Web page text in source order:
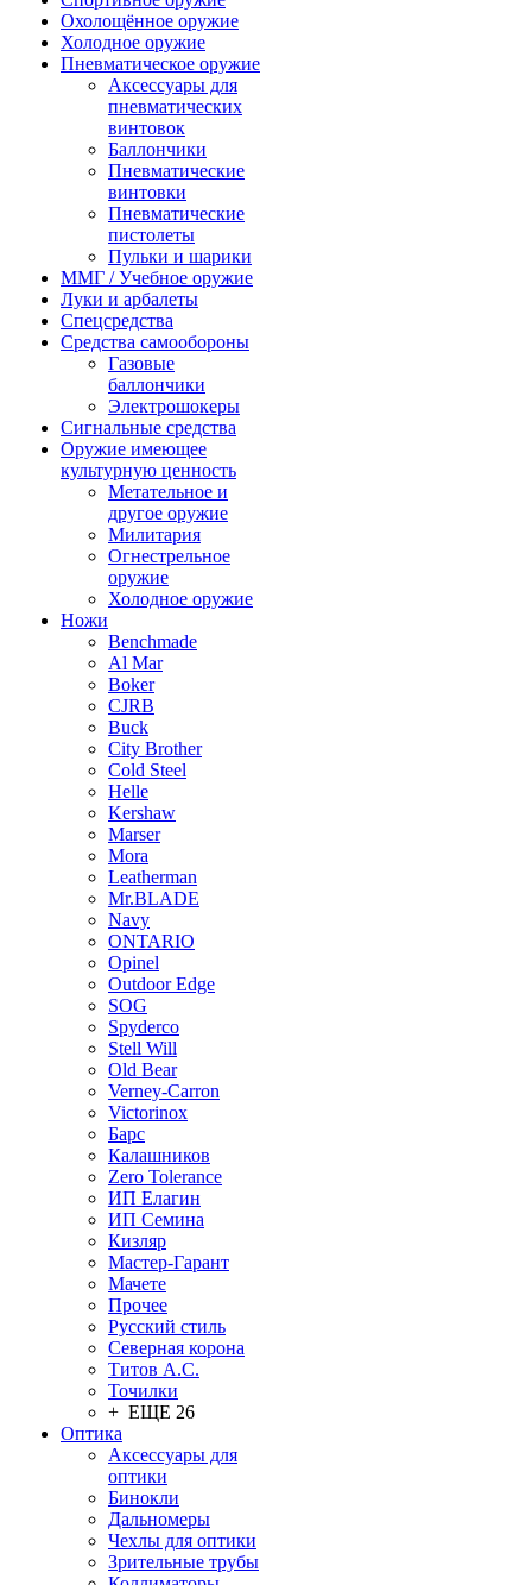
Охолощённое оружие
Холодное оружие
Пневматическое оружие
Аксессуары для
пневматических
винтовок
Баллончики
Пневматические
винтовки
Пневматические
пистолеты
Пульки и шарики
ММГ / Учебное оружие
Луки и арбалеты
Спецсредства
Средства самообороны
Газовые
баллончики
Электрошокеры
Сигнальные средства
Оружие имеющее
культурную ценность
Метательное и
другое оружие
Милитария
Огнестрельное
оружие
Холодное оружие
Ножи
Benchmade
Al Mar
Boker
CJRB
Buck
City Brother
Cold Steel
Helle
Kershaw
Marser
Mora
Leatherman
Mr.BLADE
Navy
ONTARIO
Opinel
Outdoor Edge
SOG
Spyderco
Stell Will
Old Bear
Verney-Carron
Victorinox
Барс
Калашников
Zero Tolerance
ИП Елагин
ИП Семина
Кизляр
Мастер-Гарант
Мачете
Прочее
Русский стиль
Северная корона
Титов А.С.
Точилки
+ ЕЩЕ 26
Оптика
Аксессуары для
оптики
Бинокли
Дальномеры
Чехлы для оптики
Зрительные трубы